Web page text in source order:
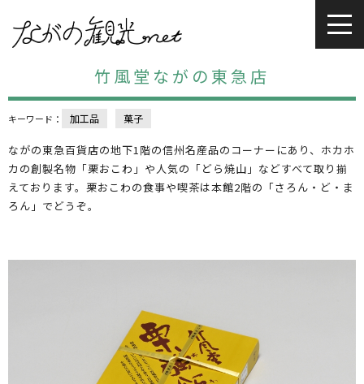
竹風堂ながの東急店
キーワード： 加工品 菓子
ながの東急百貨店の地下1階の信州名産品のコーナーにあり、ホカホ
カの創製名物「栗おこわ」や人気の「どら焼山」などすべて取り揃
えております。栗おこわの食事や喫茶は本館2階の「さろん・ど・ま
ろん」でどうぞ。